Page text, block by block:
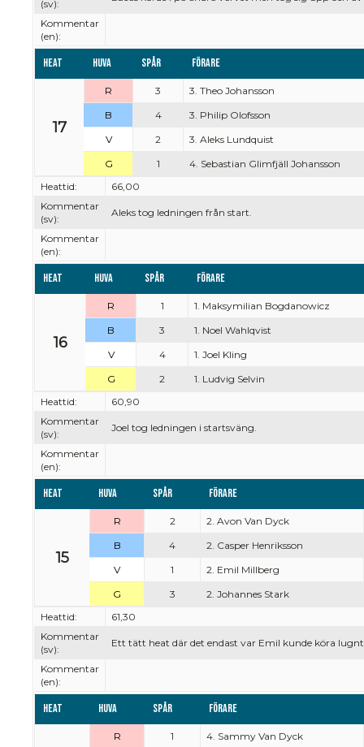
(sv):
Kommentar
(en):
Heat Huva Spår Förare
17
R 3
3. Theo Johansson
B
4
3. Philip Olofsson
V
2
3. Aleks Lundquist
G
1
4. Sebastian Glimfjäll Johansson
Heattid:
66,00
Kommentar
(sv):
Aleks tog ledningen från start.
Kommentar
(en):
Heat Huva Spår Förare
16
R 1
1. Maksymilian Bogdanowicz
B
3
1. Noel Wahlqvist
V
4
1. Joel Kling
G
2
1. Ludvig Selvin
Heattid:
60,90
Kommentar
(sv):
Joel tog ledningen i startsväng.
Kommentar
(en):
Heat Huva Spår Förare
15
R 2
2. Avon Van Dyck
B
4
2. Casper Henriksson
V
1
2. Emil Millberg
G
3
2. Johannes Stark
Heattid:
61,30
Kommentar
(sv):
Ett tätt heat där det endast var Emil kunde köra
Kommentar
(en):
Heat Huva Spår Förare
R 1
4. Sammy Van Dyck